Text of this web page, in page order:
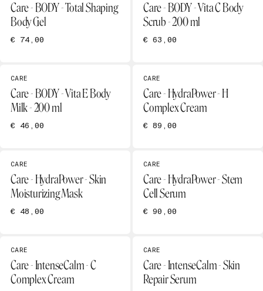
Care - BODY - Total Shaping
Body Gel
€ 74,00
Care - BODY - Vita C Body
Scrub - 200 ml
€ 63,00
CARE
Care - BODY - Vita E Body
Milk - 200 ml
€ 46,00
CARE
Care - HydraPower - H
Complex Cream
€ 89,00
CARE
Care - HydraPower - Skin
Moisturizing Mask
€ 48,00
CARE
Care - HydraPower - Stem
Cell Serum
€ 90,00
CARE
Care - IntenseCalm - C
Complex Cream
CARE
Care - IntenseCalm - Skin
Repair Serum